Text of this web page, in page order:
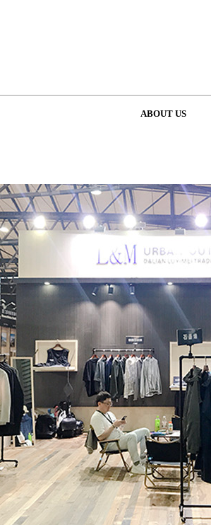
ABOUT US